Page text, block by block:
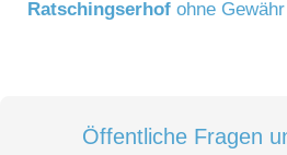
Ratschingserhof ohne Gewähr
Öffentliche Fragen